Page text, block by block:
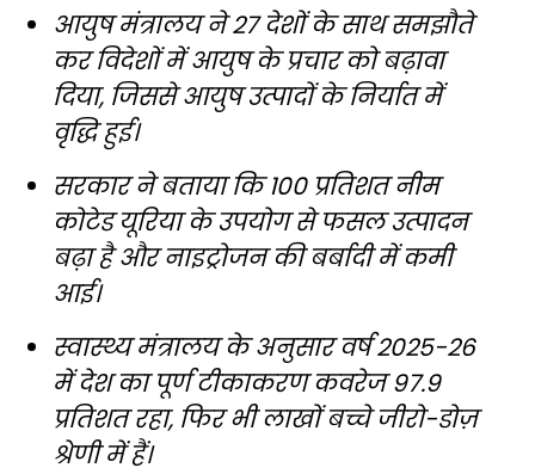
आयुष मंत्रालय ने 27 देशों के साथ समझौते
कर विदेशों में आयुष के प्रचार को बढ़ावा
दिया, जिससे आयुष उत्पादों के निर्यात में
वृद्धि हुई।
सरकार ने बताया कि 100 प्रतिशत नीम
कोटेड यूरिया के उपयोग से फसल उत्पादन
बढ़ा है और नाइट्रोजन की बर्बादी में कमी
आई।
स्वास्थ्य मंत्रालय के अनुसार वर्ष 2025-26
में देश का पूर्ण टीकाकरण कवरेज 97.9
प्रतिशत रहा, फिर भी लाखों बच्चे जीरो-डोज़
श्रेणी में हैं।